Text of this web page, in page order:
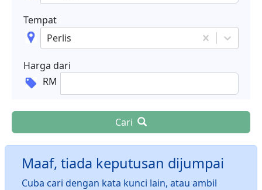
Tempat
Perlis
Harga dari
RM
Cari
Maaf, tiada keputusan dijumpai
Cuba cari dengan kata kunci lain, atau ambil